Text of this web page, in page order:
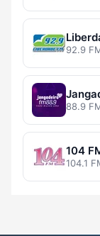
92.9
88.9
104
104.1